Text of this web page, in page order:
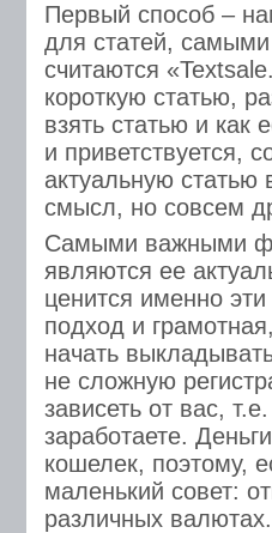
Первый способ –
для статей,
считаются
короткую статью,
взять статью и как
и приветствуется,
актуальную статью
смысл, но совсем
Самыми важными
являются ее
ценится именно
подход и
начать
не сложную
зависеть от вас,
заработаете.
кошелек, поэтому,
маленький совет:
различных валютах.